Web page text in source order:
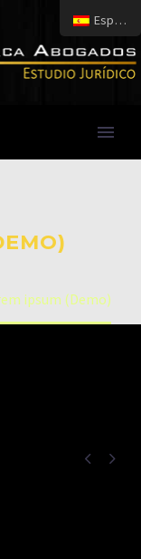
ipsum (Demo)
 
Español